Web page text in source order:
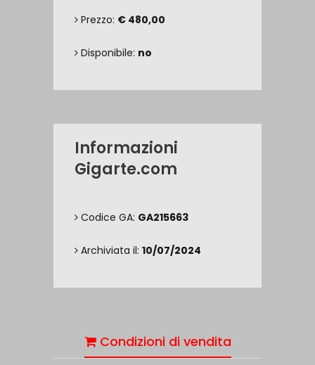
Prezzo: € 480,00
Disponibile: no
Informazioni
Gigarte.com
Codice GA: GA215663
Archiviata il: 10/07/2024
Condizioni di vendita